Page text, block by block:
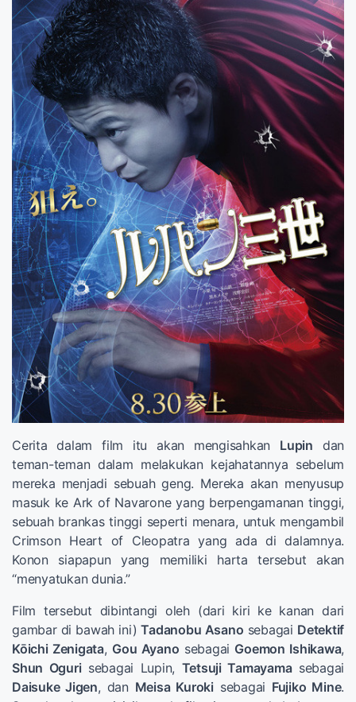
Cerita dalam film itu akan mengisahkan Lupin dan
teman-teman dalam melakukan kejahatannya sebelum
mereka menjadi sebuah geng. Mereka akan menyusup
masuk ke Ark of Navarone yang berpengamanan tinggi,
sebuah brankas tinggi seperti menara, untuk mengambil
Crimson Heart of Cleopatra yang ada di dalamnya.
Konon siapapun yang memiliki harta tersebut akan
“menyatukan dunia.”
Film tersebut dibintangi oleh (dari kiri ke kanan dari
gambar di bawah ini)Tadanobu Asano sebagai Detektif
Kōichi Zenigata, Gou Ayano sebagai Goemon Ishikawa,
Shun Oguri sebagai Lupin, Tetsuji Tamayamasebagai
Daisuke Jigen, dan Meisa Kuroki sebagai Fujiko Mine.